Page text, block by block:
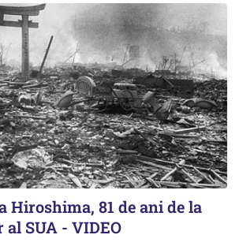
Hiroshima, 81 de ani de la
SUA - VIDEO